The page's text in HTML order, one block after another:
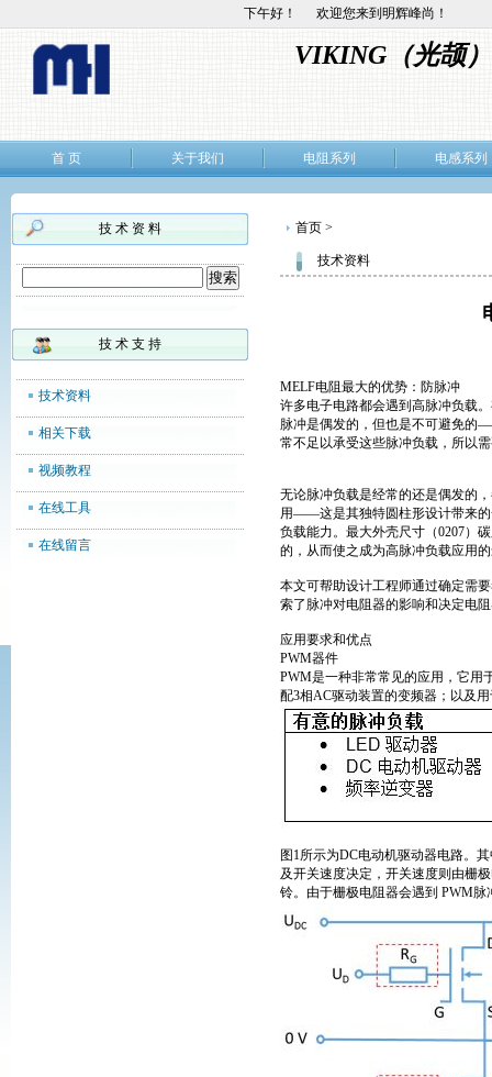
下午好！ 欢迎您来到明辉峰尚！
VIKING（光颉
首 页 关于我们 电阻系列 电感系列
技 术 资 料
技 术 支 持
技术资料
相关下载
视频教程
在线工具
在线留言
首页 >
技术资料
MELF电阻最大的优势：防脉冲
许多电子电路都会遇到高脉冲负载
脉冲是偶发的，但也是不可避免的
常不足以承受这些脉冲负载，所以
无论脉冲负载是经常的还是偶发的
用——这是其独特圆柱形设计带来的
负载能力。最大外壳尺寸（0207）
的，从而使之成为高脉冲负载应用
本文可帮助设计工程师通过确定需
索了脉冲对电阻器的影响和决定电
应用要求和优点
PWM器件
PWM是一种非常常见的应用，它用
配3相AC驱动装置的变频器；以及
图1所示为DC电动机驱动器电路。
及开关速度决定，开关速度则由栅
铃。由于栅极电阻器会遇到 PWM